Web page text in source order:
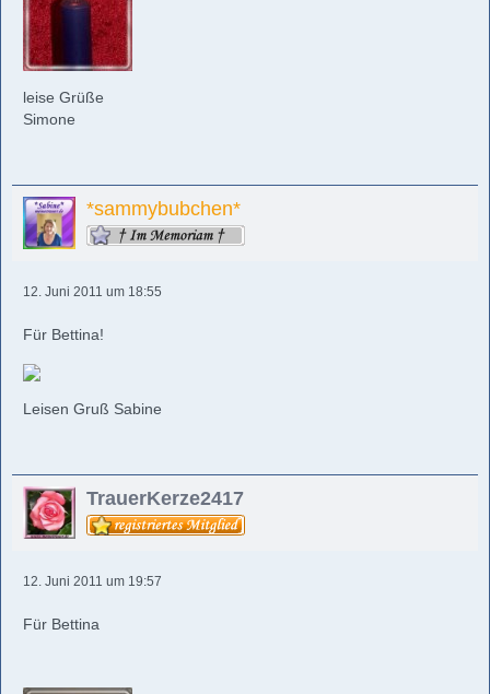
leise Grüße
Simone
*sammybubchen*
12. Juni 2011 um 18:55
Für Bettina!
Leisen Gruß Sabine
TrauerKerze2417
12. Juni 2011 um 19:57
Für Bettina